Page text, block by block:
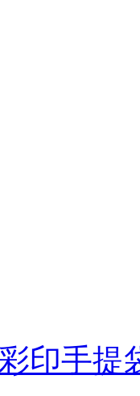
印手提